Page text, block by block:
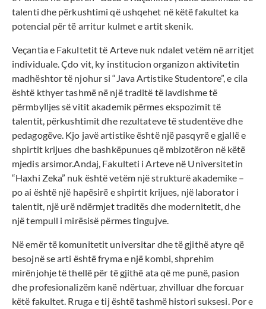
talenti dhe përkushtimi që ushqehet në këtë fakultet ka
potencial për të arritur kulmet e artit skenik.
Veçantia e Fakultetit të Arteve nuk ndalet vetëm në arritjet
individuale. Çdo vit, ky institucion organizon aktivitetin
madhështor të njohur si “Java Artistike Studentore”, e cila
është kthyer tashmë në një traditë të lavdishme të
përmbylljes së vitit akademik përmes ekspozimit të
talentit, përkushtimit dhe rezultateve të studentëve dhe
pedagogëve. Kjo javë artistike është një pasqyrë e gjallë e
shpirtit krijues dhe bashkëpunues që mbizotëron në këtë
mjedis arsimor.Andaj, Fakulteti i Arteve në Universitetin
“Haxhi Zeka” nuk është vetëm një strukturë akademike –
po ai është një hapësirë e shpirtit krijues, një laborator i
talentit, një urë ndërmjet traditës dhe modernitetit, dhe
një tempull i mirësisë përmes tingujve.
Në emër të komunitetit universitar dhe të gjithë atyre që
besojnë se arti është fryma e një kombi, shprehim
mirënjohje të thellë për të gjithë ata që me punë, pasion
dhe profesionalizëm kanë ndërtuar, zhvilluar dhe forcuar
këtë fakultet. Rruga e tij është tashmë histori suksesi. Por e